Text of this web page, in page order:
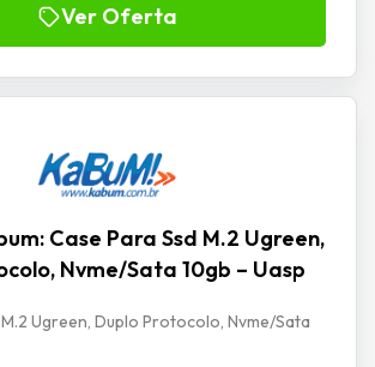
Ver Oferta
Case Para Ssd M.2 Ugreen,
Nvme/Sata 10gb – Uasp
Ugreen, Duplo Protocolo, Nvme/Sata